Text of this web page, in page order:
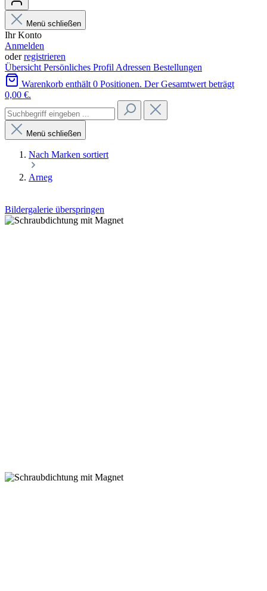
Menü schließen
Ihr Konto
Anmelden
oderregistrieren
Übersicht Persönliches Profil Adressen Bestellungen
Warenkorb enthält 0 Positionen. Der Gesamtwert beträgt
0,00 €.
Menü schließen
Nach Marken sortiert
Arneg
Bildergalerie überspringen